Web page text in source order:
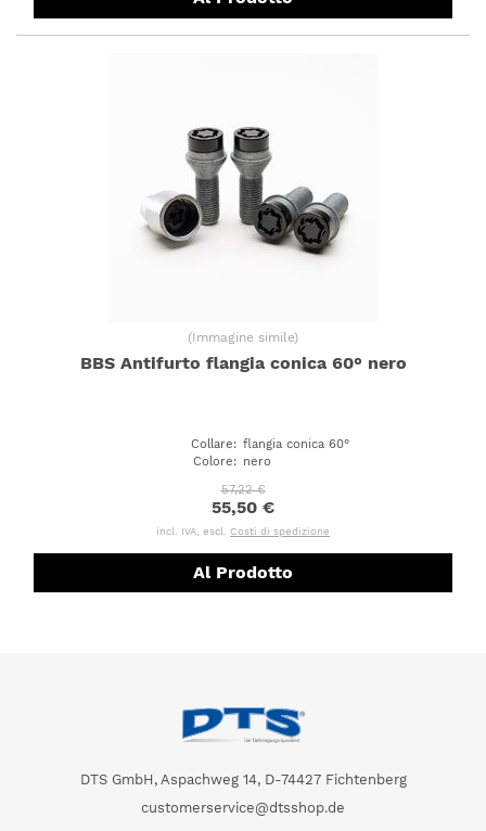
(Immagine simile)
BBS Antifurto flangia conica 60° nero
Collare: flangia conica 60°
Colore: nero
57,22 €
55,50 €
incl. IVA, escl. Costi di spedizione
Al Prodotto
DTS GmbH, Aspachweg 14, D-74427 Fichtenberg
customerservice@dtsshop.de